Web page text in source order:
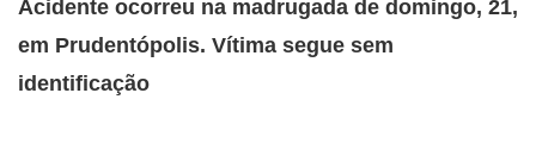
Acidente ocorreu na madrugada de domingo, 21,
em Prudentópolis. Vítima segue sem
identificação